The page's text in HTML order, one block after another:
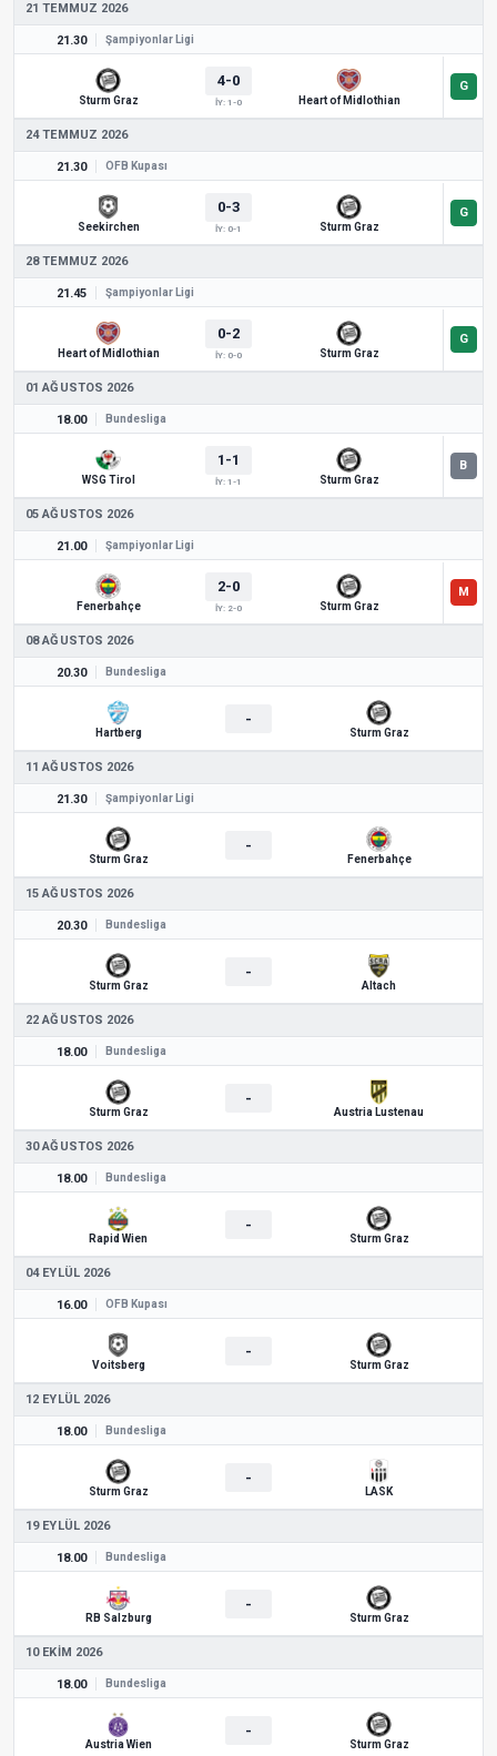
21 TEMMUZ 2026
21.30 Şampiyonlar Ligi
Sturm Graz
4-0
İY: 1-0 Heart of Midlothian
24 TEMMUZ 2026
21.30 ÖFB Kupası
Seekirchen
0-3
İY: 0-1 Sturm Graz
28 TEMMUZ 2026
21.45 Şampiyonlar Ligi
Heart of Midlothian
0-2
İY: 0-0 Sturm Graz
01 AĞUSTOS 2026
18.00 Bundesliga
WSG Tirol
1-1
İY: 1-1 Sturm Graz
05 AĞUSTOS 2026
21.00 Şampiyonlar Ligi
Fenerbahçe
2-0
İY: 2-0 Sturm Graz
08 AĞUSTOS 2026
20.30 Bundesliga
Hartberg
-
Sturm Graz
11 AĞUSTOS 2026
21.30 Şampiyonlar Ligi
Sturm Graz
-
Fenerbahçe
15 AĞUSTOS 2026
20.30 Bundesliga
Sturm Graz
-
Altach
22 AĞUSTOS 2026
18.00 Bundesliga
Sturm Graz
-
Austria Lustenau
30 AĞUSTOS 2026
18.00 Bundesliga
Rapid Wien
-
Sturm Graz
04 EYLÜL 2026
16.00 ÖFB Kupası
Voitsberg
-
Sturm Graz
12 EYLÜL 2026
18.00 Bundesliga
Sturm Graz
-
LASK
19 EYLÜL 2026
18.00 Bundesliga
RB Salzburg
-
Sturm Graz
10 EKIM 2026
18.00 Bundesliga
Austria Wien
-
Sturm Graz